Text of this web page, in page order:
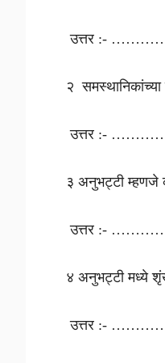
उत्तर :-
२
उत्तर :-
३ अनुभट्टी म्हणजे
उत्तर :-
४ अनुभट्टी मध्ये
उत्तर :-